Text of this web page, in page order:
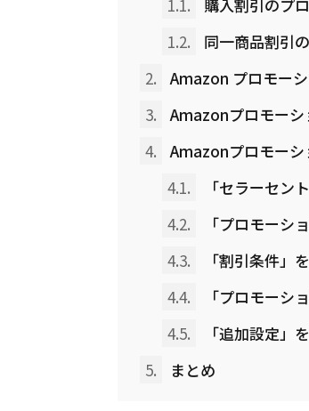
1.1.
購入割引のプ
1.2.
同一商品割引
2. Amazon プロモー
3. Amazonプロモーシ
4. Amazonプロモーシ
4.1.
「セラーセン
4.2.
「プロモーシ
4.3.
「割引条件」
4.4.
「プロモーシ
4.5.
「追加設定」
5.
まとめ